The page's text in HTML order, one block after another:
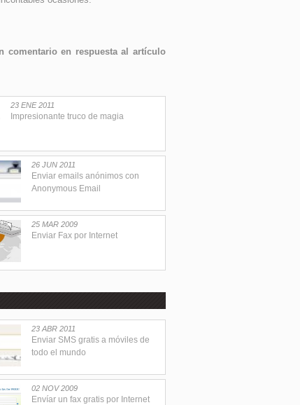
comentario en respuesta al artículo
23 ENE 2011
Impresionante truco de magia
26 JUN 2011
Enviar emails anónimos con
Anonymous Email
25 MAR 2009
Enviar Fax por Internet
23 ABR 2011
Enviar SMS gratis a móviles de
todo el mundo
02 NOV 2009
Envíar un fax gratis por Internet